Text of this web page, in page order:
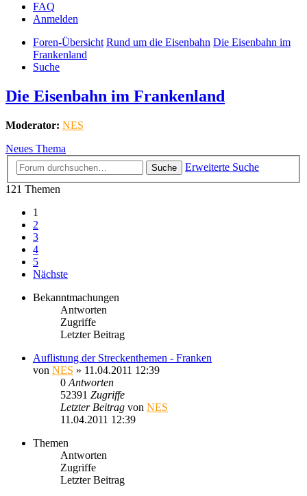
FAQ
Anmelden
Foren-Übersicht Rund um die Eisenbahn Die Eisenbahn im
Frankenland
Suche
Die Eisenbahn im Frankenland
Moderator: NES
Neues Thema
Suche
Erweiterte Suche
121 Themen
1
2
3
4
5
Nächste
Bekanntmachungen
Antworten
Zugriffe
Letzter Beitrag
Auflistung der Streckenthemen - Franken
von NES » 11.04.2011 12:39
0 Antworten
52391 Zugriffe
Letzter Beitrag von NES
11.04.2011 12:39
Themen
Antworten
Zugriffe
Letzter Beitrag